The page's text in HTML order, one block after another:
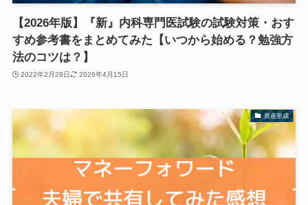
【2026年版】『新』内科専門医試験の試験対策・おす
すめ参考書をまとめてみた【いつから始める？勉強方
法のコツは？】
2022年2月28日 2026年4月15日
資産形成